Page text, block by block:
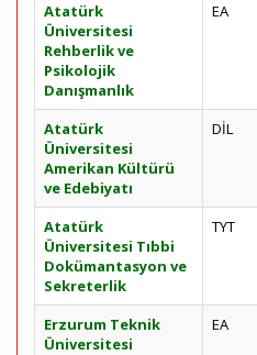
Atatürk
Üniversitesi
Rehberlik ve
Psikolojik
Danışmanlık
EA
Atatürk
Üniversitesi
Amerikan Kültürü
ve Edebiyatı
DİL
Atatürk
Üniversitesi Tıbbi
Dokümantasyon ve
Sekreterlik
TYT
Erzurum Teknik
Üniversitesi
EA